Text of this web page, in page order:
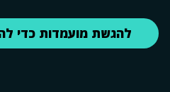
להגשת מועמדות כדי